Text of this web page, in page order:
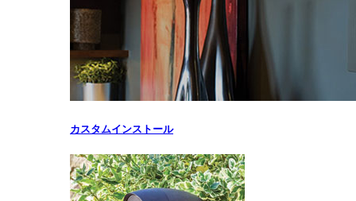
カスタムインストール